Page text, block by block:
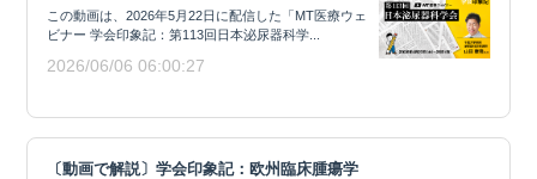
この動画は、2026年5月22日に配信した「MT医療ウェ
ビナー 学会印象記：第113回日本泌尿器科学...
2026/06/06 06:00:27
〔動画で解説〕学会印象記：欧州臨床腫瘍学